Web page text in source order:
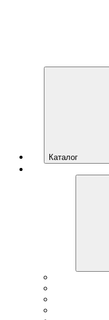
Каталог